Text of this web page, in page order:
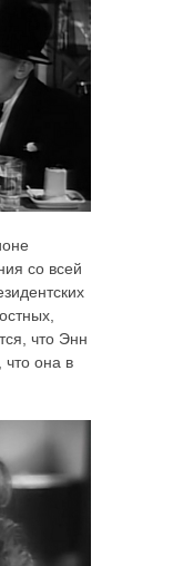
со всей
что Энн
что она в